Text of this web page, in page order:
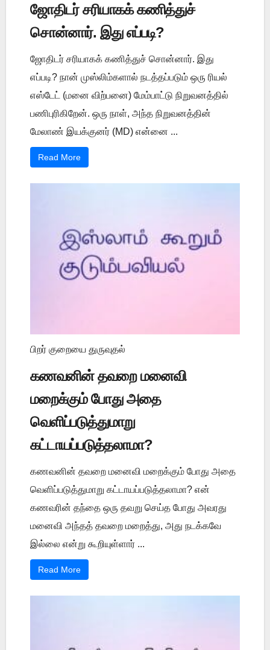
ஜோதிடர் சரியாகக் கணித்துச்
சொன்னார். இது எப்படி?
ஜோதிடர் சரியாகக் கணித்துச் சொன்னார். இது
எப்படி? நான் முஸ்லிம்களால் நடத்தப்படும் ஒரு ரியல்
எஸ்டேட் (மனை விற்பனை) மேம்பாட்டு நிறுவனத்தில்
பணிபுரிகிறேன். ஒரு நாள், அந்த நிறுவனத்தின்
மேலாண் இயக்குனர் (MD) என்னை ...
Read More
பிறர் குறையை துருவுதல்
கணவனின் தவறை மனைவி
மறைக்கும் போது அதை
வெளிப்படுத்துமாறு
கட்டாயப்படுத்தலாமா?
கணவனின் தவறை மனைவி மறைக்கும் போது அதை
வெளிப்படுத்துமாறு கட்டாயப்படுத்தலாமா? என்
கணவரின் தந்தை ஒரு தவறு செய்த போது அவரது
மனைவி அந்தத் தவறை மறைத்து, அது நடக்கவே
இல்லை என்று கூறியுள்ளார் ...
Read More